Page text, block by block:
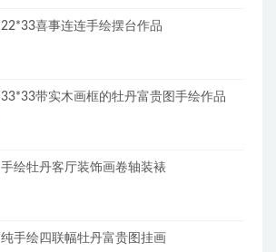
22*33喜事连连手绘摆台作品
33*33带实木画框的牡丹富贵图手绘作品
手绘牡丹客厅装饰画卷轴装裱
纯手绘四联幅牡丹富贵图挂画